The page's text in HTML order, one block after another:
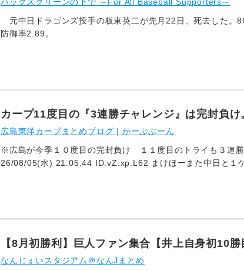
コメントが寄せられた。阪神と熾烈な優勝争いを演じる中、救世主
2026/08/06(木) 06:26:55.660 ID:0JWm6Lqgz
https://news.yahoo.co.jp/articles/
吾 6号ホームラン⚾️ #巨人×DeNA（ファーム）#ジャイア
元中日ドラゴンズ投手の板東英二が先月22日、死去した。
防御率2.89。
カープ11度目の『3連勝チャレンジ』は完封負
打で無得点【広島0-4巨人/試合結果】
広島東洋カープまとめブログ | かーぷぶーん
※広島が今季１０度目の完封負け １１度目のトライも３連勝の壁厚く 410: ぶーんと飛躍す
26/08/05(水) 21:05:44 ID:vZ.xp.L62 まけほーまた中日と１ゲーム差 409: ぶーんと飛躍するななC⊂( ●▲●)⊃
【8月初勝利】巨人ファン集合【井上自身初10勝
なんじぇいスタジアム＠なんJまとめ